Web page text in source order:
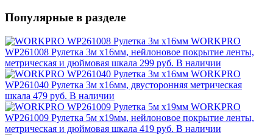
Популярные в разделе
WORKPRO
WP261008 Рулетка 3м x16мм, нейлоновое покрытие ленты,
метрическая и дюймовая шкала 299 руб. В наличии
WORKPRO
WP261040 Рулетка 3м х16мм, двусторонняя метрическая
шкала 479 руб. В наличии
WORKPRO
WP261009 Рулетка 5м x19мм, нейлоновое покрытие ленты,
метрическая и дюймовая шкала 419 руб. В наличии